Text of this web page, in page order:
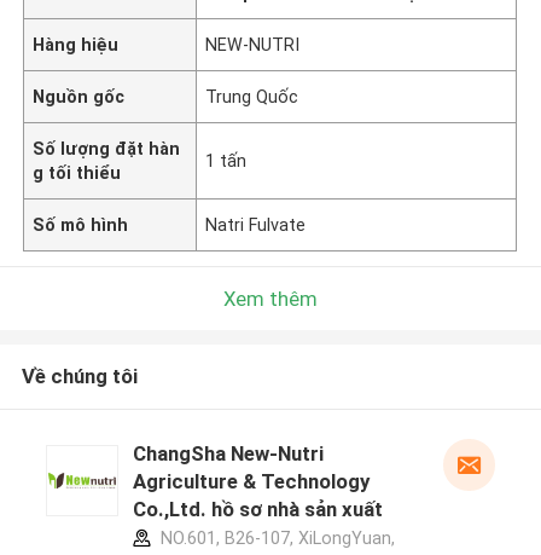
Hàng hiệu NEW-NUTRI
Nguồn gốc Trung Quốc
Số lượng đặt hàn
g tối thiểu
1 tấn
Số mô hình Natri Fulvate
Xem thêm
Về chúng tôi
ChangSha New-Nutri
Agriculture & Technology
Co.,Ltd. hồ sơ nhà sản xuất
NO.601, B26-107, XiLongYuan,